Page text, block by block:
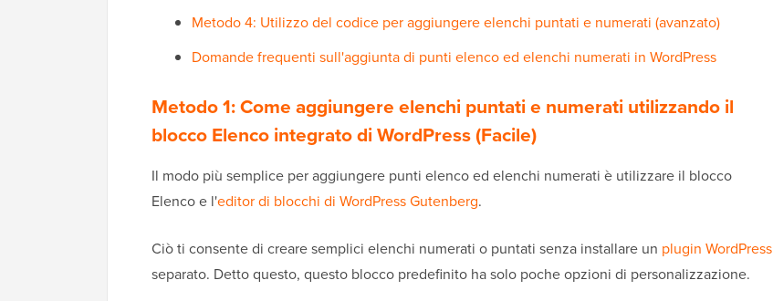
Metodo 4: Utilizzo del codice per aggiungere elenchi puntati e numerati (avanzato)
Domande frequenti sull'aggiunta di punti elenco ed elenchi numerati in WordPress
Metodo 1: Come aggiungere elenchi puntati e numerati utilizzando il
blocco Elenco integrato di WordPress (Facile)
Il modo più semplice per aggiungere punti elenco ed elenchi numerati è utilizzare il blocco
Elenco e l'editor di blocchi di WordPress Gutenberg.
Ciò ti consente di creare semplici elenchi numerati o puntati senza installare un plugin WordPress
separato. Detto questo, questo blocco predefinito ha solo poche opzioni di personalizzazione.